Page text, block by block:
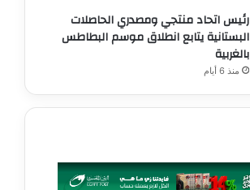
رئيس اتحاد منتجي ومصدري الحاصلات
البستانية يتابع انطلاق موسم البطاطس
بالغربية
منذ 6 أيام